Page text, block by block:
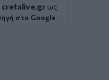
cretalive.gr ως
στο Google